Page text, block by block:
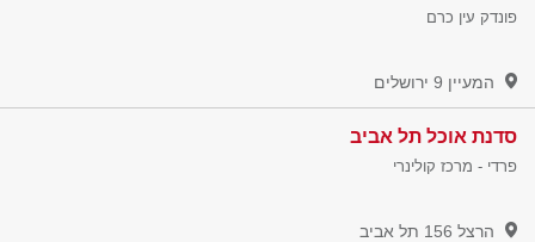
פונדק עין כרם
המעיין 9 ירושלים
סדנת אוכל תל אביב
פרדי - מרכז קולינרי
הרצל 156 תל אביב